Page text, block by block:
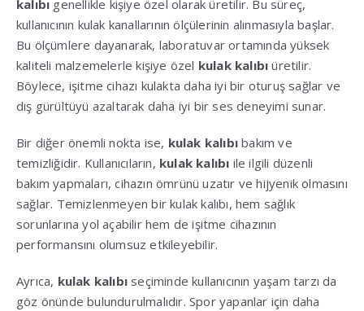
kalıbı genellikle kişiye özel olarak üretilir. Bu süreç,
kullanıcının kulak kanallarının ölçülerinin alınmasıyla başlar.
Bu ölçümlere dayanarak, laboratuvar ortamında yüksek
kaliteli malzemelerle kişiye özel kulak kalıbı üretilir.
Böylece, işitme cihazı kulakta daha iyi bir oturuş sağlar ve
dış gürültüyü azaltarak daha iyi bir ses deneyimi sunar.
Bir diğer önemli nokta ise, kulak kalıbı bakım ve
temizliğidir. Kullanıcıların, kulak kalıbı ile ilgili düzenli
bakım yapmaları, cihazın ömrünü uzatır ve hijyenik olmasını
sağlar. Temizlenmeyen bir kulak kalıbı, hem sağlık
sorunlarına yol açabilir hem de işitme cihazının
performansını olumsuz etkileyebilir.
Ayrıca, kulak kalıbı seçiminde kullanıcının yaşam tarzı da
göz önünde bulundurulmalıdır. Spor yapanlar için daha